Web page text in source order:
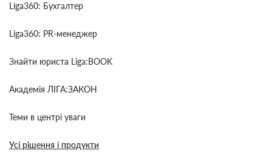
Liga360: Бухгалтер
Liga360: PR-менеджер
Знайти юриста Liga:BOOK
Академія ЛІГА:ЗАКОН
Теми в центрі уваги
Усі рішення і продукти